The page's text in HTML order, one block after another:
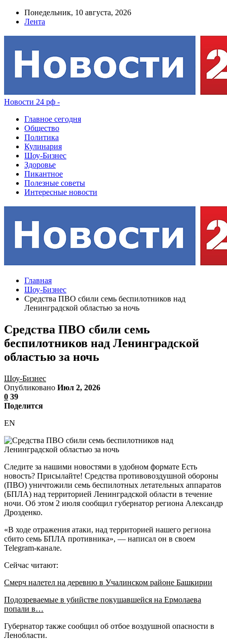
Понедельник, 10 августа, 2026
Лента
Новости 24 рф -
Главное сегодня
Общество
Политика
Кулинария
Шоу-Бизнес
Здоровье
Пикантное
Полезные советы
Интересные новости
Главная
Шоу-Бизнес
Средства ПВО сбили семь беспилотников над
Ленинградской областью за ночь
Средства ПВО сбили семь
беспилотников над Ленинградской
областью за ночь
Шоу-Бизнес
Опубликовано Июл 2, 2026
0 39
Поделится
EN
Следите за нашими новостями в удобном формате Есть
новость? Присылайте! Средства противовоздушной обороны
(ПВО) уничтожили семь беспилотных летательных аппаратов
(БПЛА) над территорией Ленинградской области в течение
ночи. Об этом 2 июля сообщил губернатор региона Александр
Дрозденко.
«В ходе отражения атаки, над территорией нашего региона
сбито семь БПЛА противника», — написал он в своем
Telegram-канале.
Сейчас читают:
Смерч налетел на деревню в Учалинском районе Башкирии
Подозреваемые в убийстве покушавшейся на Ермолаева
попали в…
Губернатор также сообщил об отбое воздушной опасности в
Ленобласти.